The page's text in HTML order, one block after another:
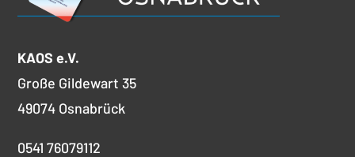
KAOS e.V.
Große Gildewart 35
49074 Osnabrück
0541 76079112